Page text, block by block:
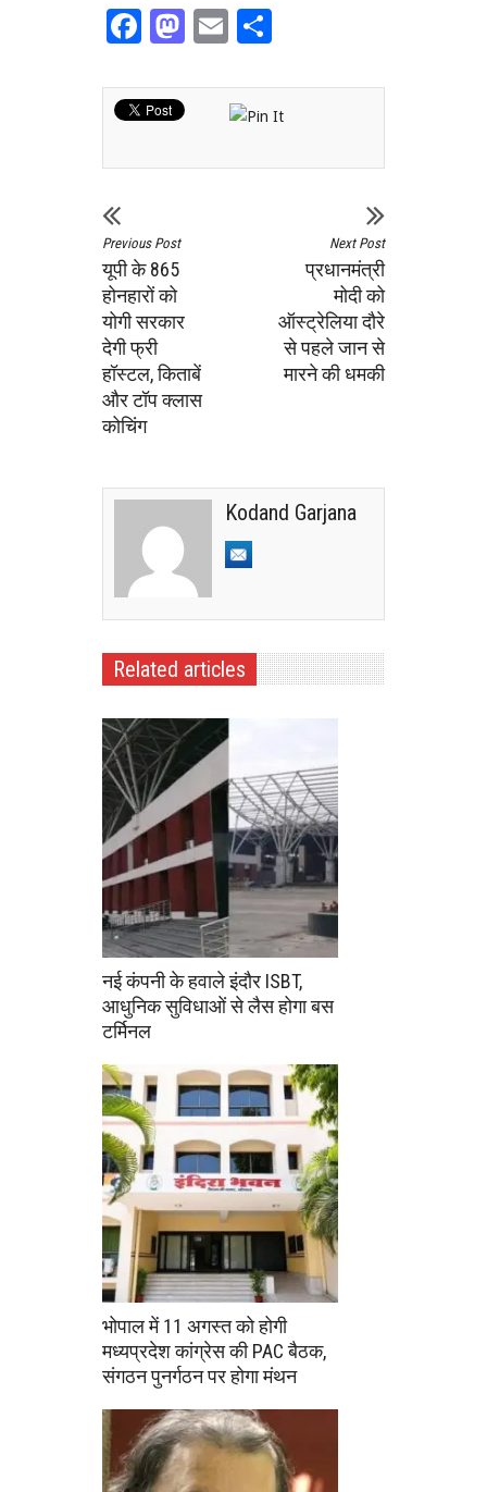
Facebook
Mastodon
Email
Previous Post
यूपी के 865
होनहारों को
योगी सरकार
देगी फ्री
हॉस्टल, किताबें
और टॉप क्लास
कोचिंग
Next Post
प्रधानमंत्री
मोदी को
ऑस्ट्रेलिया दौरे
से पहले जान से
मारने की धमकी
Kodand Garjana
Related articles
नई कंपनी के हवाले इंदौर ISBT,
आधुनिक सुविधाओं से लैस होगा बस
टर्मिनल
भोपाल में 11 अगस्त को होगी
मध्यप्रदेश कांग्रेस की PAC बैठक,
संगठन पुनर्गठन पर होगा मंथन